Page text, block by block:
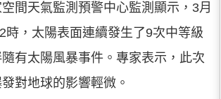
間天氣監測預警中心監測顯示，3月
時，太陽表面連續發生了9次中等級
有太陽風暴事件。專家表示，此次
發對地球的影響輕微。